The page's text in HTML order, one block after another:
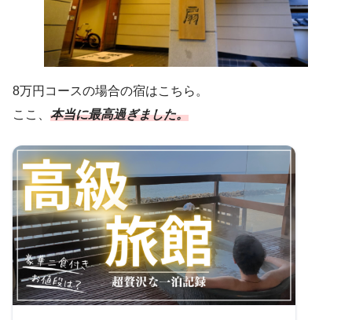
8万円コースの場合の宿はこちら。
ここ、 本当に最高過ぎました。